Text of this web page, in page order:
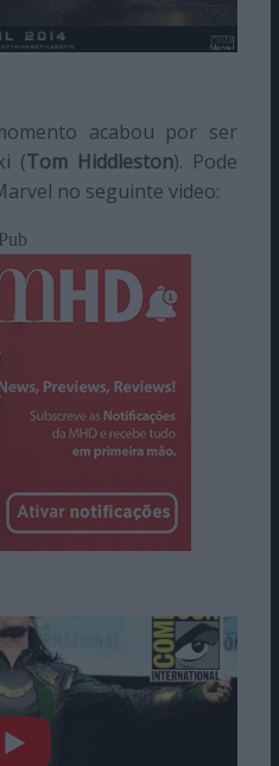
acabou por ser
(Tom Hiddleston). Pode
no seguinte video:
Pub